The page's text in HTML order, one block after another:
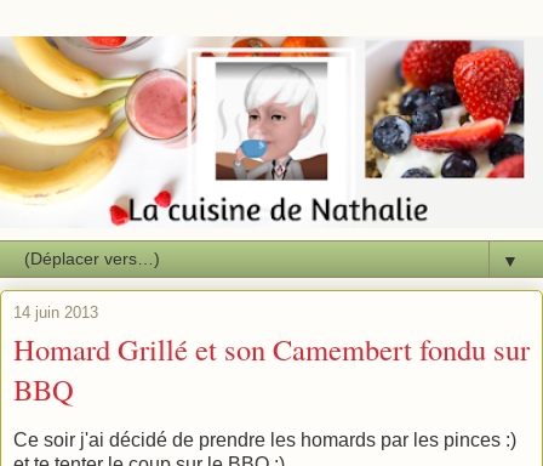
▼
14 juin 2013
Homard Grillé et son Camembert fondu sur
BBQ
Ce soir j'ai décidé de prendre les homards par les pinces :)